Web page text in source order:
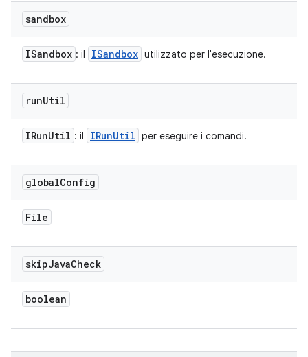
sandbox
ISandbox : il ISandbox utilizzato per l'esecuzione.
runUtil
IRunUtil : il IRunUtil per eseguire i comandi.
globalConfig
File
skipJavaCheck
boolean